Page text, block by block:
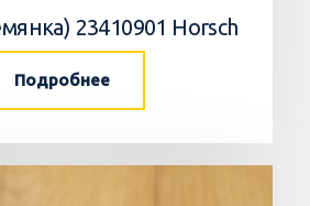
23410901 Horsch
Подробнее